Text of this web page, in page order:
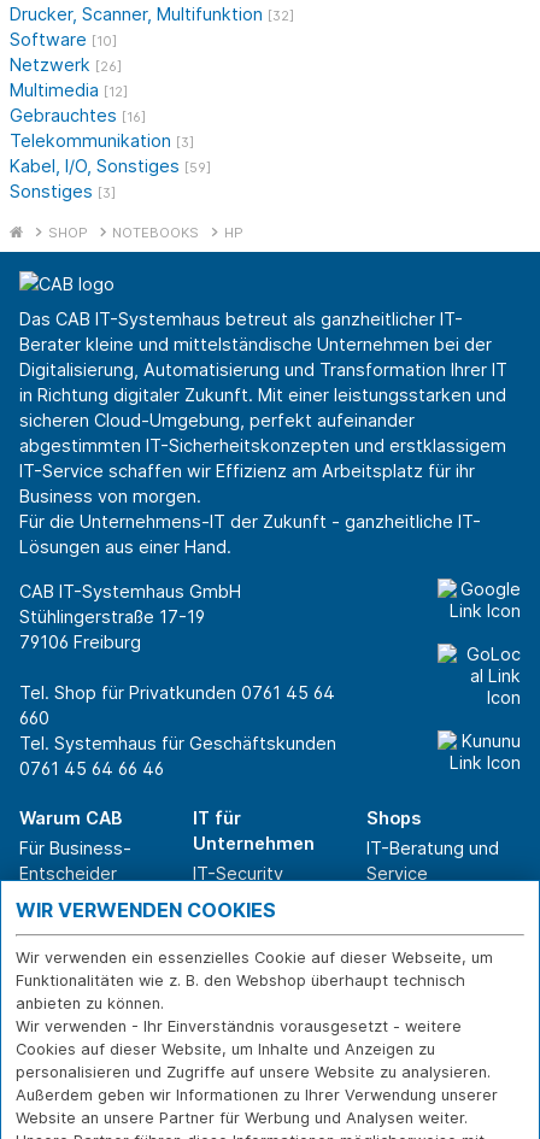
Drucker, Scanner, Multifunktion [32]
Software [10]
Netzwerk [26]
Multimedia [12]
Gebrauchtes [16]
Telekommunikation [3]
Kabel, I/O, Sonstiges [59]
Sonstiges [3]
SHOP NOTEBOOKS HP
Das CAB IT-Systemhaus betreut als ganzheitlicher IT-
Berater kleine und mittelständische Unternehmen bei der
Digitalisierung, Automatisierung und Transformation Ihrer IT
in Richtung digitaler Zukunft. Mit einer leistungsstarken und
sicheren Cloud-Umgebung, perfekt aufeinander
abgestimmten IT-Sicherheitskonzepten und erstklassigem
IT-Service schaffen wir Effizienz am Arbeitsplatz für ihr
Business von morgen.
Für die Unternehmens-IT der Zukunft - ganzheitliche IT-
Lösungen aus einer Hand.
CAB IT-Systemhaus GmbH
Stühlingerstraße 17-19
79106 Freiburg
Tel. Shop für Privatkunden 0761 45 64
660
Tel. Systemhaus für Geschäftskunden
0761 45 64 66 46
Warum CAB
Für Business-
Entscheider
Für IT-Leiter
Für Privatkunden
Erfolgsgeschichte
n
Branchen
IT für
Unternehmen
IT-Security
IT-Infrastruktur
IT-Service
Softwarelösungen
WLAN-Lösungen
Shops
IT-Beratung und
Service
Versand- und
Zahlarten
Widerruf
Über CAB
Karriere
Sponsoring
Kontakt
IMPRESSUM
DATENSCHUTZ
FERNWARTUNG
WIR VERWENDEN COOKIES
Wir verwenden ein essenzielles Cookie auf dieser Webseite, um
Funktionalitäten wie z. B. den Webshop überhaupt technisch
anbieten zu können.
Wir verwenden - Ihr Einverständnis vorausgesetzt - weitere
Cookies auf dieser Website, um Inhalte und Anzeigen zu
personalisieren und Zugriffe auf unsere Website zu analysieren.
Außerdem geben wir Informationen zu Ihrer Verwendung unserer
Website an unsere Partner für Werbung und Analysen weiter.